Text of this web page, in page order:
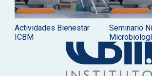
Actividades Bienestar
ICBM
Seminario